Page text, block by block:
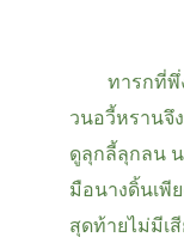
ทารกที่พึ่
วนอวี้หรานจึ
ดูลุกลี้ลุกลน
มือนางดิ้นเพีย
สุดท้ายไม่มีเ